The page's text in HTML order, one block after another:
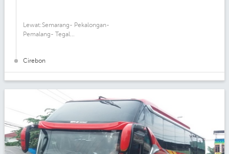
Lewat:Semarang- Pekalongan-
Pemalang- Tegal...
Cirebon